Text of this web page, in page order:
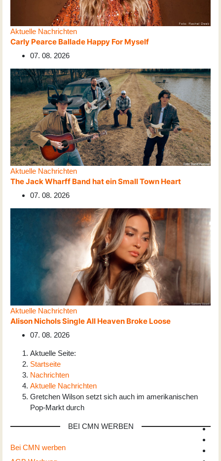
Aktuelle Nachrichten
Carly Pearce Ballade Happy For Myself
07. 08. 2026
Aktuelle Nachrichten
The Jack Wharff Band hat ein Small Town Heart
07. 08. 2026
Aktuelle Nachrichten
Alison Nichols Single All Heaven Broke Loose
07. 08. 2026
Aktuelle Seite:
Startseite
Nachrichten
Aktuelle Nachrichten
Gretchen Wilson setzt sich auch im amerikanischen
Pop-Markt durch
BEI CMN WERBEN
Bei CMN werben